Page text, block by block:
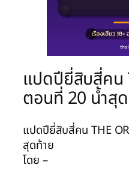
แปดปียี่สิบสี่คน
ตอนที่ 20 น้ำสุ
แปดปียี่สิบสี่คน THE
สุดท้าย
โดย –